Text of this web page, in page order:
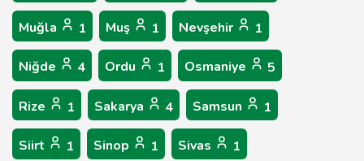
Muğla 1 Muş 1 Nevşehir 1
Niğde 4 Ordu 1 Osmaniye 5
Rize 1 Sakarya 4 Samsun 1
Siirt 1 Sinop 1 Sivas 1